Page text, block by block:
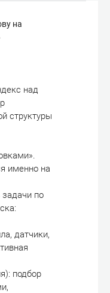
на
над
структуры
именно на
по
датчики,
подбор